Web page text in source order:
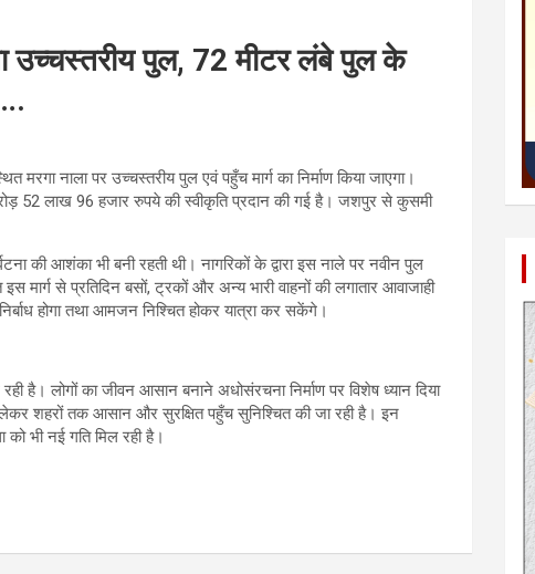
उच्चस्तरीय पुल, 72 मीटर लंबे पुल के
नाला पर उच्चस्तरीय पुल एवं पहुँच मार्ग का निर्माण किया जाएगा।
52 लाख 96 हजार रुपये की स्वीकृति प्रदान की गई है। जशपुर से कुसमी
की आशंका भी बनी रहती थी। नागरिकों के द्वारा इस नाले पर नवीन पुल
मार्ग से प्रतिदिन बसों, ट्रकों और अन्य भारी वाहनों की लगातार आवाजाही
होगा तथा आमजन निश्चित होकर यात्रा कर सकेंगे।
है। लोगों का जीवन आसान बनाने अधोसंरचना निर्माण पर विशेष ध्यान दिया
शहरों तक आसान और सुरक्षित पहुँच सुनिश्चित की जा रही है। इन
भी नई गति मिल रही है।